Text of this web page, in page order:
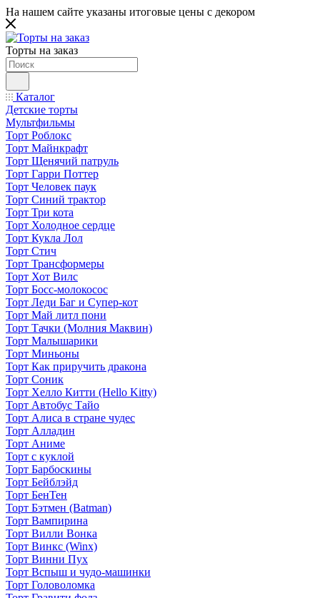
На нашем сайте указаны итоговые цены с декором
Торты на заказ
Каталог
Детские торты
Мультфильмы
Торт Роблокс
Торт Майнкрафт
Торт Щенячий патруль
Торт Гарри Поттер
Торт Человек паук
Торт Синий трактор
Торт Три кота
Торт Холодное сердце
Торт Кукла Лол
Торт Стич
Торт Трансформеры
Торт Хот Вилс
Торт Босс-молокосос
Торт Леди Баг и Супер-кот
Торт Май литл пони
Торт Тачки (Молния Маквин)
Торт Малышарики
Торт Миньоны
Торт Как приручить дракона
Торт Соник
Торт Хелло Китти (Hello Kitty)
Торт Автобус Тайо
Торт Алиса в стране чудес
Торт Алладин
Торт Аниме
Торт с куклой
Торт Барбоскины
Торт Бейблэйд
Торт БенТен
Торт Бэтмен (Batman)
Торт Вампирина
Торт Вилли Вонка
Торт Винкс (Winx)
Торт Винни Пух
Торт Вспыш и чудо-машинки
Торт Головоломка